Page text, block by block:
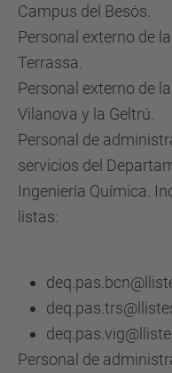
Campus del Besós.
Personal externo de
Terrassa.
Personal externo de
Vilanova y la Geltrú.
Personal de
servicios del
Ingeniería Química.
listas:
Personal de